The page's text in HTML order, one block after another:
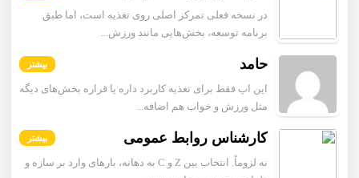
در نسخه فعلی تمرکز اصلی روی تغذیه است، اما طبق
برنامه توسعه، بخش‌هایی مانند ورزش...
حامد بیشتر
این اپ فقط برای تغذیه کاربرد داره یا قراره بخش‌های دیگه
مثل ورزش و خواب هم اضافه...
کارشناس روابط عمومی بیشتر
نه لزوماً. انتخاب بین Z و C به دهانه، بارهای وارد بر سازه و